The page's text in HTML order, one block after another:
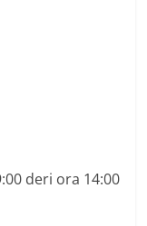
deri ora 14:00